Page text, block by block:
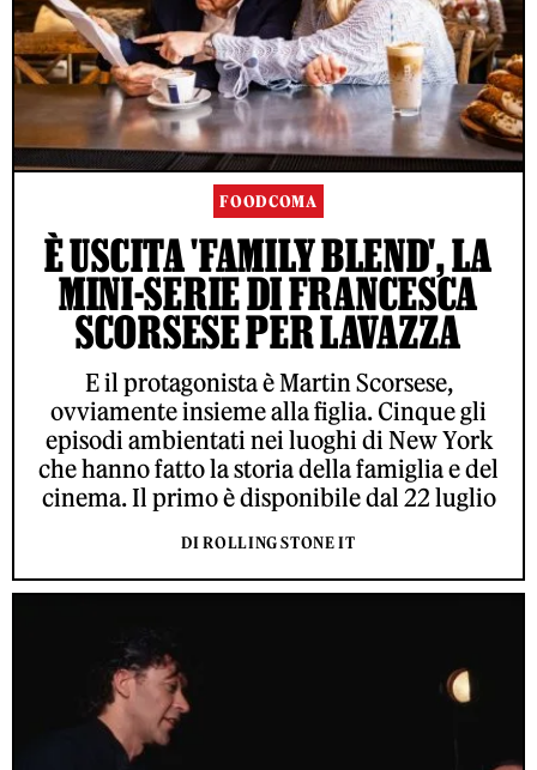
FOODCOMA
È USCITA 'FAMILY BLEND', LA
MINI-SERIE DI FRANCESCA
SCORSESE PER LAVAZZA
E il protagonista è Martin Scorsese,
ovviamente insieme alla figlia. Cinque gli
episodi ambientati nei luoghi di New York
che hanno fatto la storia della famiglia e del
cinema. Il primo è disponibile dal 22 luglio
DI ROLLING STONE IT